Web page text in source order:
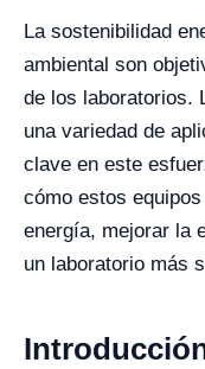
La sostenibilidad
ambiental son
de los laboratorios.
una variedad de
clave en este
cómo estos
energía, mejorar la
un laboratorio más